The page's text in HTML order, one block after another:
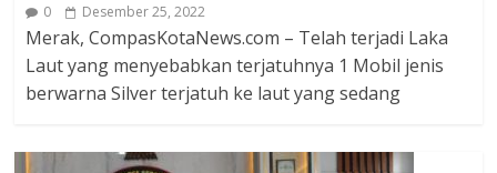
0 Desember 25, 2022
Merak, CompasKotaNews.com – Telah terjadi Laka
Laut yang menyebabkan terjatuhnya 1 Mobil jenis
berwarna Silver terjatuh ke laut yang sedang